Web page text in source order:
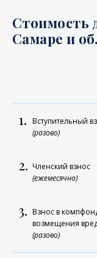
Стоимость
Самаре и
1. Вступительный
(разово)
2. Членский взнос
(ежемесячно)
3. Взнос в
возмещения
(разово)